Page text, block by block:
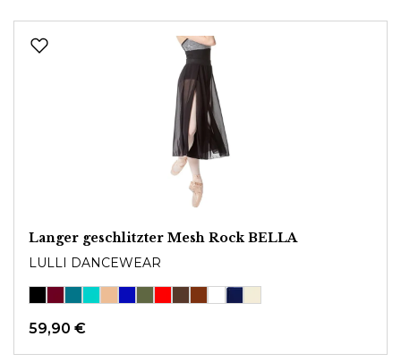
Langer geschlitzter Mesh Rock BELLA
LULLI DANCEWEAR
59,90 €